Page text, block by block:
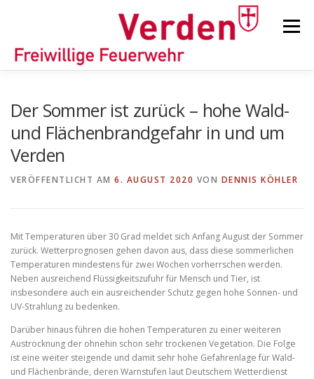
Menü
ORTSFEUERWEHREN
TIPPS/TRICKS
Der Sommer ist zurück – hohe Wald-
und Flächenbrandgefahr in und um
Verden
VERÖFFENTLICHT AM 6. AUGUST 2020 VON DENNIS KÖHLER
Mit Temperaturen über 30 Grad meldet sich Anfang August der Sommer
zurück. Wetterprognosen gehen davon aus, dass diese sommerlichen
Temperaturen mindestens für zwei Wochen vorherrschen werden.
Neben ausreichend Flüssigkeitszufuhr für Mensch und Tier, ist
insbesondere auch ein ausreichender Schutz gegen hohe Sonnen- und
UV-Strahlung zu bedenken.
Darüber hinaus führen die hohen Temperaturen zu einer weiteren
Austrocknung der ohnehin schon sehr trockenen Vegetation. Die Folge
ist eine weiter steigende und damit sehr hohe Gefahrenlage für Wald-
und Flächenbrände, deren Warnstufen laut Deutschem Wetterdienst